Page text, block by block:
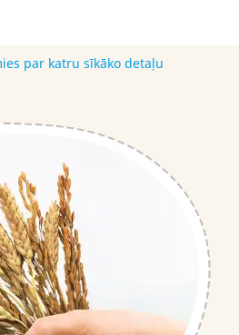
par katru sīkāko detaļu